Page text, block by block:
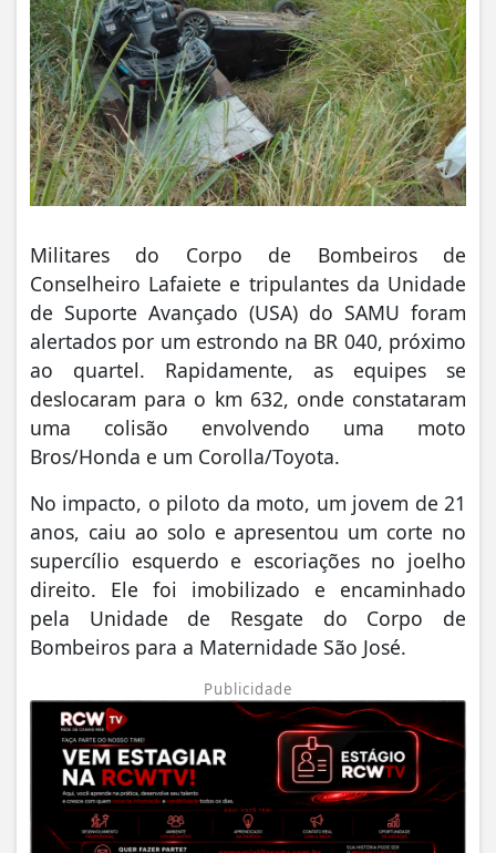
Militares do Corpo de Bombeiros de
Conselheiro Lafaiete e tripulantes da Unidade
de Suporte Avançado (USA) do SAMU foram
alertados por um estrondo na BR 040, próximo
ao quartel. Rapidamente, as equipes se
deslocaram para o km 632, onde constataram
uma colisão envolvendo uma moto
Bros/Honda e um Corolla/Toyota.
No impacto, o piloto da moto, um jovem de 21
anos, caiu ao solo e apresentou um corte no
supercílio esquerdo e escoriações no joelho
direito. Ele foi imobilizado e encaminhado
pela Unidade de Resgate do Corpo de
Bombeiros para a Maternidade São José.
Publicidade